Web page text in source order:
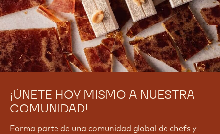
¡ÚNETE HOY MISMO A NUESTRA
COMUNIDAD!
Forma parte de una comunidad global de chefs y